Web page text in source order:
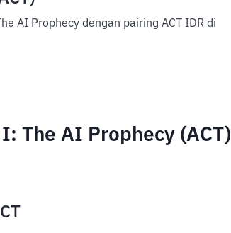
AI Prophecy dengan pairing ACT IDR di
The AI Prophecy (ACT)